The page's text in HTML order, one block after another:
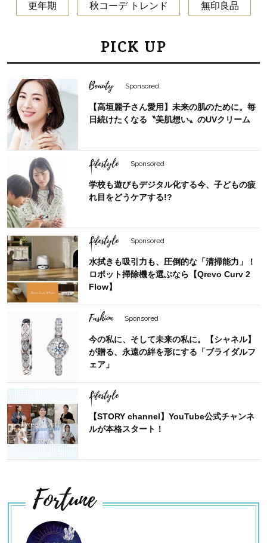
更年期 秋コーデ トレンド 無印良品
PICK UP
Beauty Sponsored
【高垣麗子さん愛用】未来の肌のために。毎
日続けたくなる〝美肌想い〟のUVクリーム
Lifestyle Sponsored
学校も遊びもデジタル化する今、子どもの疲
れ目をどうケアする!?
Lifestyle Sponsored
水拭きも吸引力も、圧倒的な「清掃能力」！
ロボット掃除機を選ぶなら【Qrevo Curv 2
Flow】
Fashion Sponsored
今の私に、そして未来の私に。【シャネル】
が贈る、永遠の絆を形にする「ブライダルフ
ェア」
Lifestyle
【STORY channel】YouTube公式チャンネ
ルが本格スタート！
Fortune